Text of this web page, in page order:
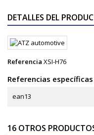
DETALLES DEL
Referencia XSI-H76
Referencias específicas
ean13
16 OTROS